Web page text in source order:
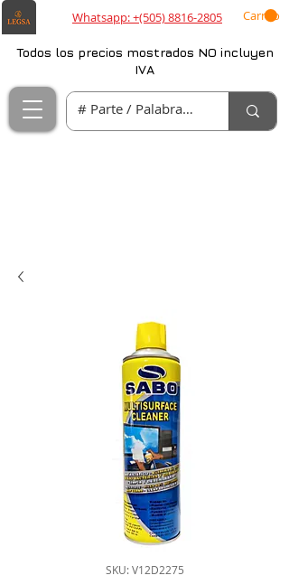
Whatsapp: +(505) 8816-2805 Carrito
Todos los precios mostrados NO incluyen
IVA
SKU: V12D2275